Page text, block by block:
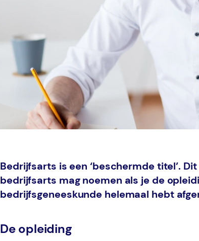
Bedrijfsarts is een ‘beschermde titel’.
bedrijfsarts mag noemen als je de
bedrijfsgeneeskunde helemaal hebt
De opleiding